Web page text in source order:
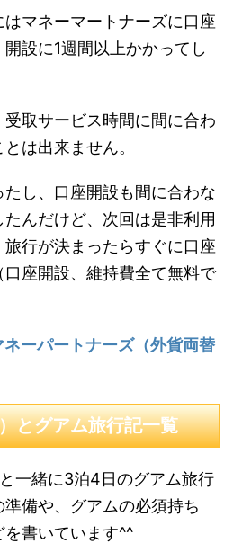
はマネーマートナーズに口座
設に1週間以上かかってし
取サービス時間に間に合わ
は出来ません。
し、口座開設も間に合わな
んだけど、次回は是非利用
旅行が決まったらすぐに口座
座開設、維持費全て無料で
ネーパートナーズ（外貨両替
とグアム旅行記一覧
一緒に3泊4日のグアム旅行
備や、グアムの必須持ち
書いています^^